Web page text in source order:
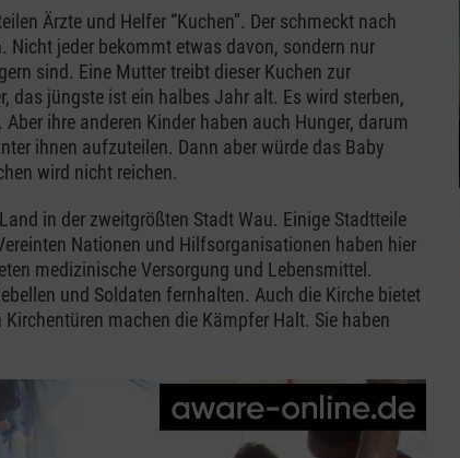
Ärzte und Helfer “Kuchen”. Der schmeckt nach
Nicht jeder bekommt etwas davon, sondern nur
sind. Eine Mutter treibt dieser Kuchen zur
das jüngste ist ein halbes Jahr alt. Es wird sterben,
ihre anderen Kinder haben auch Hunger, darum
ihnen aufzuteilen. Dann aber würde das Baby
wird nicht reichen.
in der zweitgrößten Stadt Wau. Einige Stadtteile
Nationen und Hilfsorganisationen haben hier
medizinische Versorgung und Lebensmittel.
und Soldaten fernhalten. Auch die Kirche bietet
machen die Kämpfer Halt. Sie haben